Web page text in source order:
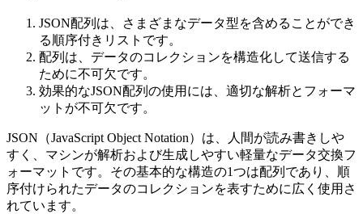
JSON配列は、さまざまなデータ型を含めることができ
る順序付きリストです。
配列は、データのコレクションを構造化して送信する
ために不可欠です。
効果的なJSON配列の使用には、適切な解析とフォーマ
ットが不可欠です。
JSON（JavaScript Object Notation）は、人間が読み書きしや
すく、マシンが解析および生成しやすい軽量なデータ交換フ
ォーマットです。その基本的な構造の1つは配列であり、順
序付けられたデータのコレクションを表すために広く使用さ
れています。